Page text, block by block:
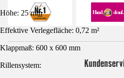
Höhe: 25 mm
Effektive Verlegefläche: 0,72 m²
Klappmaß: 600 x 600 mm
Rillensystem: